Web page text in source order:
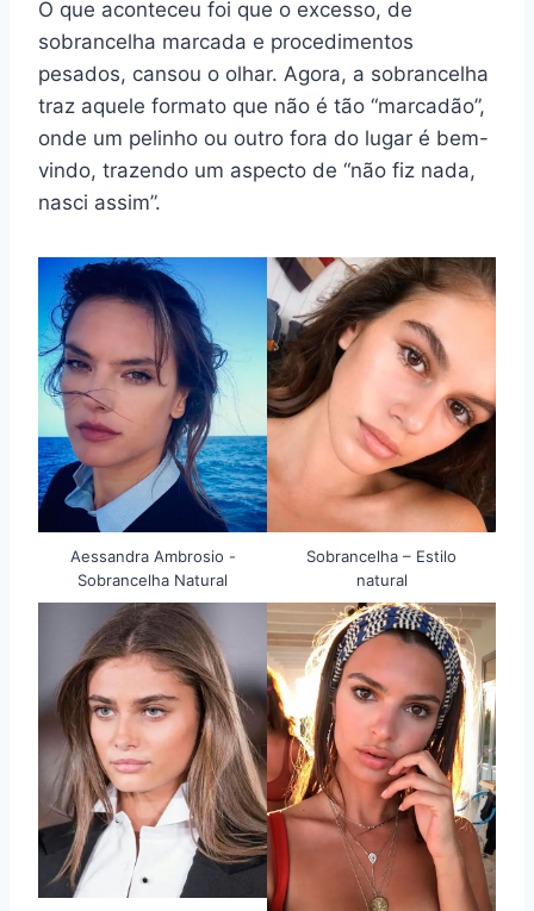
O que aconteceu foi que o excesso, de
sobrancelha marcada e procedimentos
pesados, cansou o olhar. Agora, a sobrancelha
traz aquele formato que não é tão “marcadão”,
onde um pelinho ou outro fora do lugar é bem-
vindo, trazendo um aspecto de “não fiz nada,
nasci assim”.
Aessandra Ambrosio -
Sobrancelha Natural
Sobrancelha – Estilo
natural